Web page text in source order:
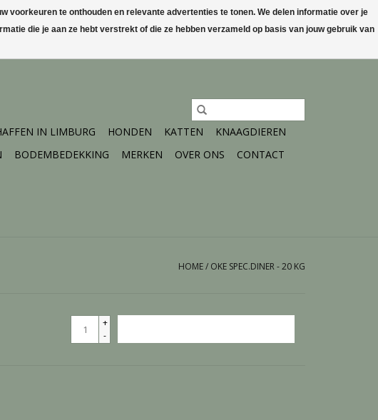
Mijn account / Registreren
IN LIMBURG HONDEN KATTEN
KNAAGDIEREN
BODEMBEDEKKING MERKEN OVER ONS
CONTACT
HOME/ OKE SPEC.DINER - 20 KG
+
-
te onthouden en relevante advertenties te tonen. We delen informatie over je
die je aan ze hebt verstrekt of die ze hebben verzameld op basis van jouw gebruik van